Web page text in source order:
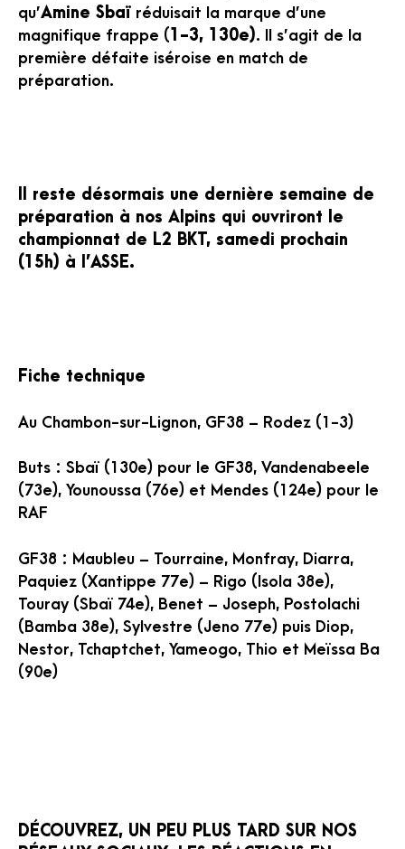
qu’Amine Sbaï réduisait la marque d’une
magnifique frappe (1-3, 130e). Il s’agit de la
première défaite iséroise en match de
préparation.
Il reste désormais une dernière semaine de
préparation à nos Alpins qui ouvriront le
championnat de L2 BKT, samedi prochain
(15h) à l’ASSE.
Fiche technique
Au Chambon-sur-Lignon, GF38 – Rodez (1-3)
Buts : Sbaï (130e) pour le GF38, Vandenabeele
(73e), Younoussa (76e) et Mendes (124e) pour le
RAF
GF38 : Maubleu – Tourraine, Monfray, Diarra,
Paquiez (Xantippe 77e) – Rigo (Isola 38e),
Touray (Sbaï 74e), Benet – Joseph, Postolachi
(Bamba 38e), Sylvestre (Jeno 77e) puis Diop,
Nestor, Tchaptchet, Yameogo, Thio et Meïssa Ba
(90e)
DÉCOUVREZ, UN PEU PLUS TARD SUR NOS